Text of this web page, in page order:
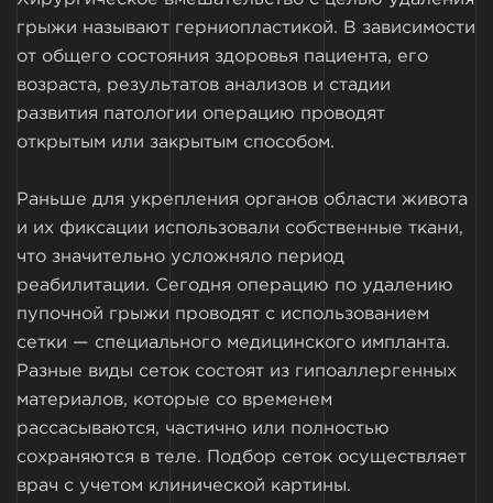
грыжи называют герниопластикой. В зависимости
от общего состояния здоровья пациента, его
возраста, результатов анализов и стадии
развития патологии операцию проводят
открытым или закрытым способом.
Раньше для укрепления органов области живота
и их фиксации использовали собственные ткани,
что значительно усложняло период
реабилитации. Сегодня операцию по удалению
пупочной грыжи проводят с использованием
сетки — специального медицинского импланта.
Разные виды сеток состоят из гипоаллергенных
материалов, которые со временем
рассасываются, частично или полностью
сохраняются в теле. Подбор сеток осуществляет
врач с учетом клинической картины.